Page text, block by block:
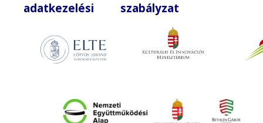
adatkezelési szabályzat